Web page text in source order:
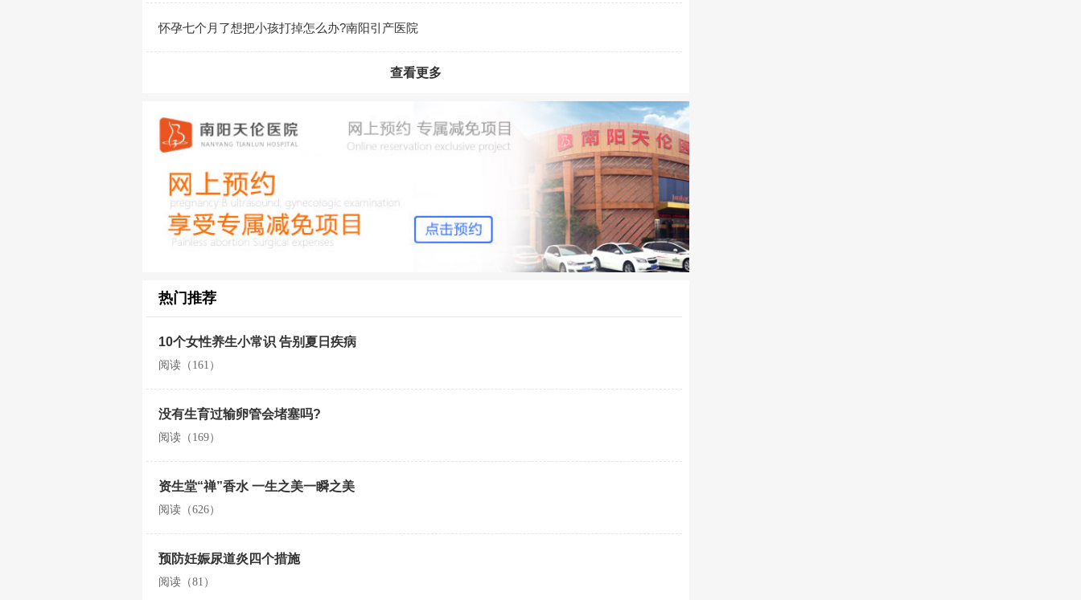
怀孕七个月了想把小孩打掉怎么办?南阳引产医院
查看更多
热门推荐
10个女性养生小常识 告别夏日疾病
阅读（161）
没有生育过输卵管会堵塞吗?
阅读（169）
资生堂“禅”香水 一生之美一瞬之美
阅读（626）
预防妊娠尿道炎四个措施
阅读（81）